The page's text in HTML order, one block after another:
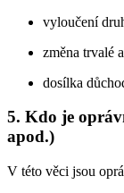
vyloučení
změna trvalé
dosílka
5. Kdo je
apod.)
V této věci jsou